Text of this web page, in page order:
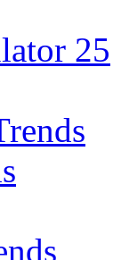
25